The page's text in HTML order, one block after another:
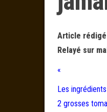
Article rédigé
Relayé sur
«
Les
2 grosses